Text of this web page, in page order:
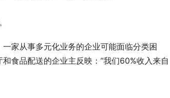
家从事多元化业务的企业可能面临分类困
食品配送的企业主反映：”我们60%收入来自